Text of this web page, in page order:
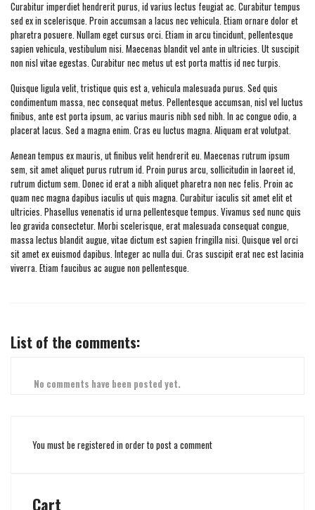
Curabitur imperdiet hendrerit purus, id varius lectus feugiat ac. Curabitur tempus
sed ex in scelerisque. Proin accumsan a lacus nec vehicula. Etiam ornare dolor et
pharetra posuere. Nullam eget cursus orci. Etiam in arcu tincidunt, pellentesque
sapien vehicula, vestibulum nisi. Maecenas blandit vel ante in ultricies. Ut suscipit
non nisl vitae egestas. Curabitur nec metus ut est porta mattis id nec turpis.
Quisque ligula velit, tristique quis est a, vehicula malesuada purus. Sed quis
condimentum massa, nec consequat metus. Pellentesque accumsan, nisl vel luctus
finibus, ante est porta ipsum, ac varius mauris nibh sed nibh. In ac congue odio, a
placerat lacus. Sed a magna enim. Cras eu luctus magna. Aliquam erat volutpat.
Aenean tempus ex mauris, ut finibus velit hendrerit eu. Maecenas rutrum ipsum
sem, sit amet aliquet purus rutrum id. Proin purus arcu, sollicitudin in laoreet id,
rutrum dictum sem. Donec id erat a nibh aliquet pharetra non nec felis. Proin ac
quam nec magna dapibus iaculis ut quis magna. Curabitur iaculis sit amet elit et
ultricies. Phasellus venenatis id urna pellentesque tempus. Vivamus sed nunc quis
leo gravida consectetur. Morbi scelerisque, erat malesuada consequat congue,
massa lectus blandit augue, vitae dictum est sapien fringilla nisi. Quisque vel orci
sit amet ex euismod dapibus. Integer ac nulla dui. Cras suscipit erat nec est lacinia
viverra. Etiam faucibus ac augue non pellentesque.
List of the comments:
No comments have been posted yet.
You must be registered in order to post a comment
Cart